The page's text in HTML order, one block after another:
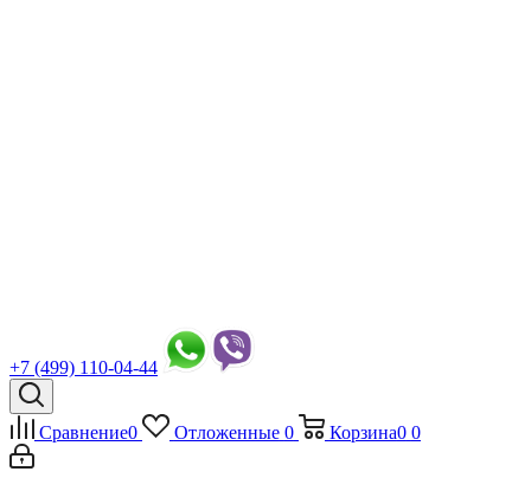
+7 (499) 110-04-44
Сравнение0 Отложенные 0 Корзина0 0